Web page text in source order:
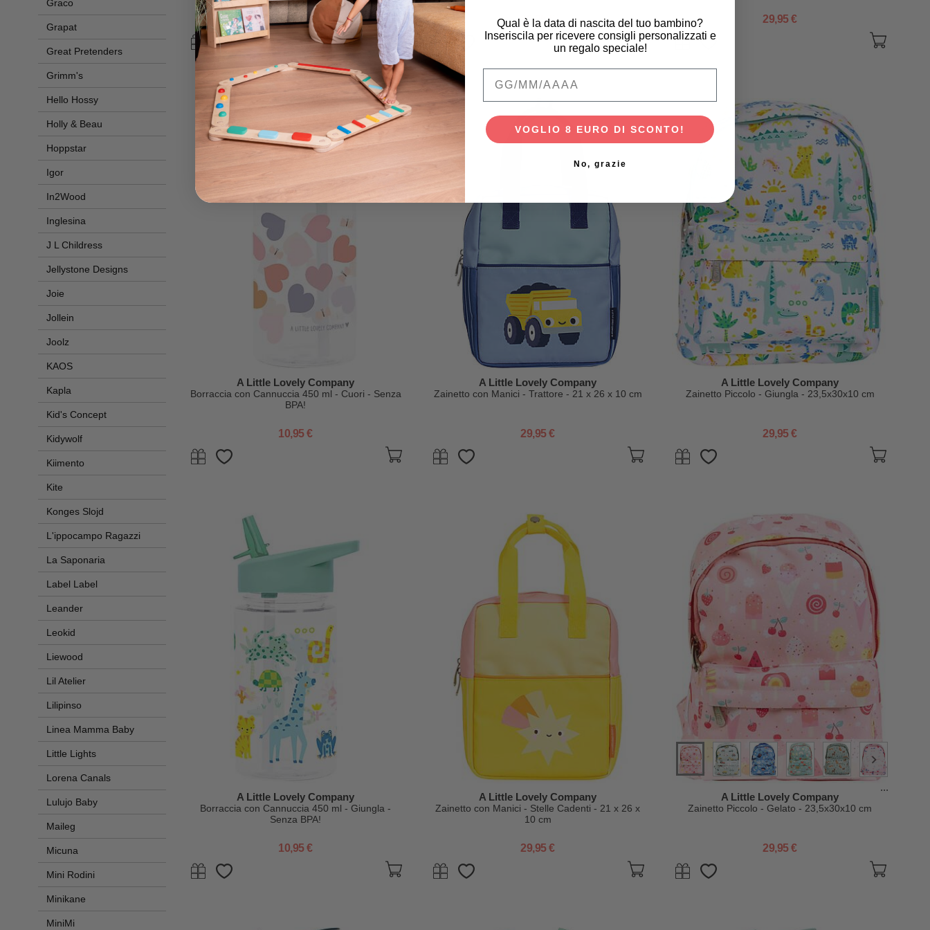
Graco
Grapat
Great Pretenders
Grimm's
Hello Hossy
Holly & Beau
Hoppstar
Igor
In2Wood
Inglesina
J L Childress
Jellystone Designs
Joie
Jollein
Joolz
KAOS
Kapla
Kid's Concept
Kidywolf
Kiimento
Kite
Konges Slojd
L'ippocampo Ragazzi
La Saponaria
Label Label
Leander
Leokid
Liewood
Lil Atelier
Lilipinso
Linea Mamma Baby
Little Lights
Lorena Canals
Lulujo Baby
Maileg
Micuna
Mini Rodini
Minikane
MiniMi
25,95 € 29,95 € 29,95 €
A Little Lovely Company
Borraccia con Cannuccia 450 ml - Cuori - Senza
BPA!
10,95 €
A Little Lovely Company
Zainetto con Manici - Trattore - 21 x 26 x 10 cm
29,95 €
A Little Lovely Company
Zainetto Piccolo - Giungla - 23,5x30x10 cm
29,95 €
A Little Lovely Company
Borraccia con Cannuccia 450 ml - Giungla -
Senza BPA!
10,95 €
A Little Lovely Company
Zainetto con Manici - Stelle Cadenti - 21 x 26 x
10 cm
29,95 €
...
A Little Lovely Company
Zainetto Piccolo - Gelato - 23,5x30x10 cm
29,95 €
Qual è la data di nascita del tuo bambino?
Inseriscila per ricevere consigli personalizzati e
un regalo speciale!
VOGLIO 8 EURO DI SCONTO!
No, grazie